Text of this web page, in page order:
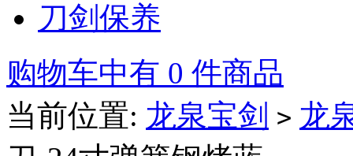
刀剑保养
购物车中有 0 件商品
当前位置: 龙泉宝剑 > 龙